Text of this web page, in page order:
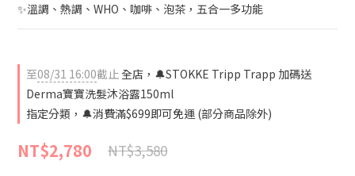
✨溫調、熱調、WHO、咖啡、泡茶，五合一多功能
至08/31 16:00截止全店，🔔STOKKE Tripp Trapp 加碼送
Derma寶寶洗髮沐浴露150ml
指定分類，🔔消費滿$699即可免運 (部分商品除外)
NT$2,780 NT$3,580